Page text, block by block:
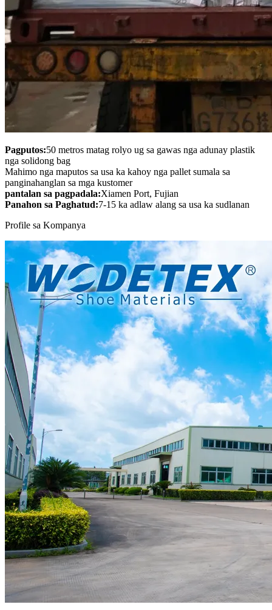
Pagputos:50 metros matag rolyo ug sa gawas nga adunay plastik
nga solidong bag
Mahimo nga maputos sa usa ka kahoy nga pallet sumala sa
panginahanglan sa mga kustomer
pantalan sa pagpadala:Xiamen Port, Fujian
Panahon sa Paghatud:7-15 ka adlaw alang sa usa ka sudlanan
Profile sa Kompanya